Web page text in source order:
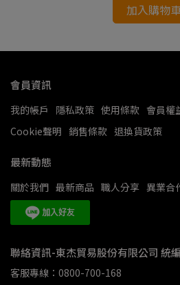
加入購物
會員資訊
我的帳戶 隱私政策 使用條款 會員權
Cookie聲明 銷售條款 退換貨政策
最新動態
關於我們 最新商品 職人分享 異業合
聯絡資訊-東杰貿易股份有限公司 統
客服專線：0800-700-168